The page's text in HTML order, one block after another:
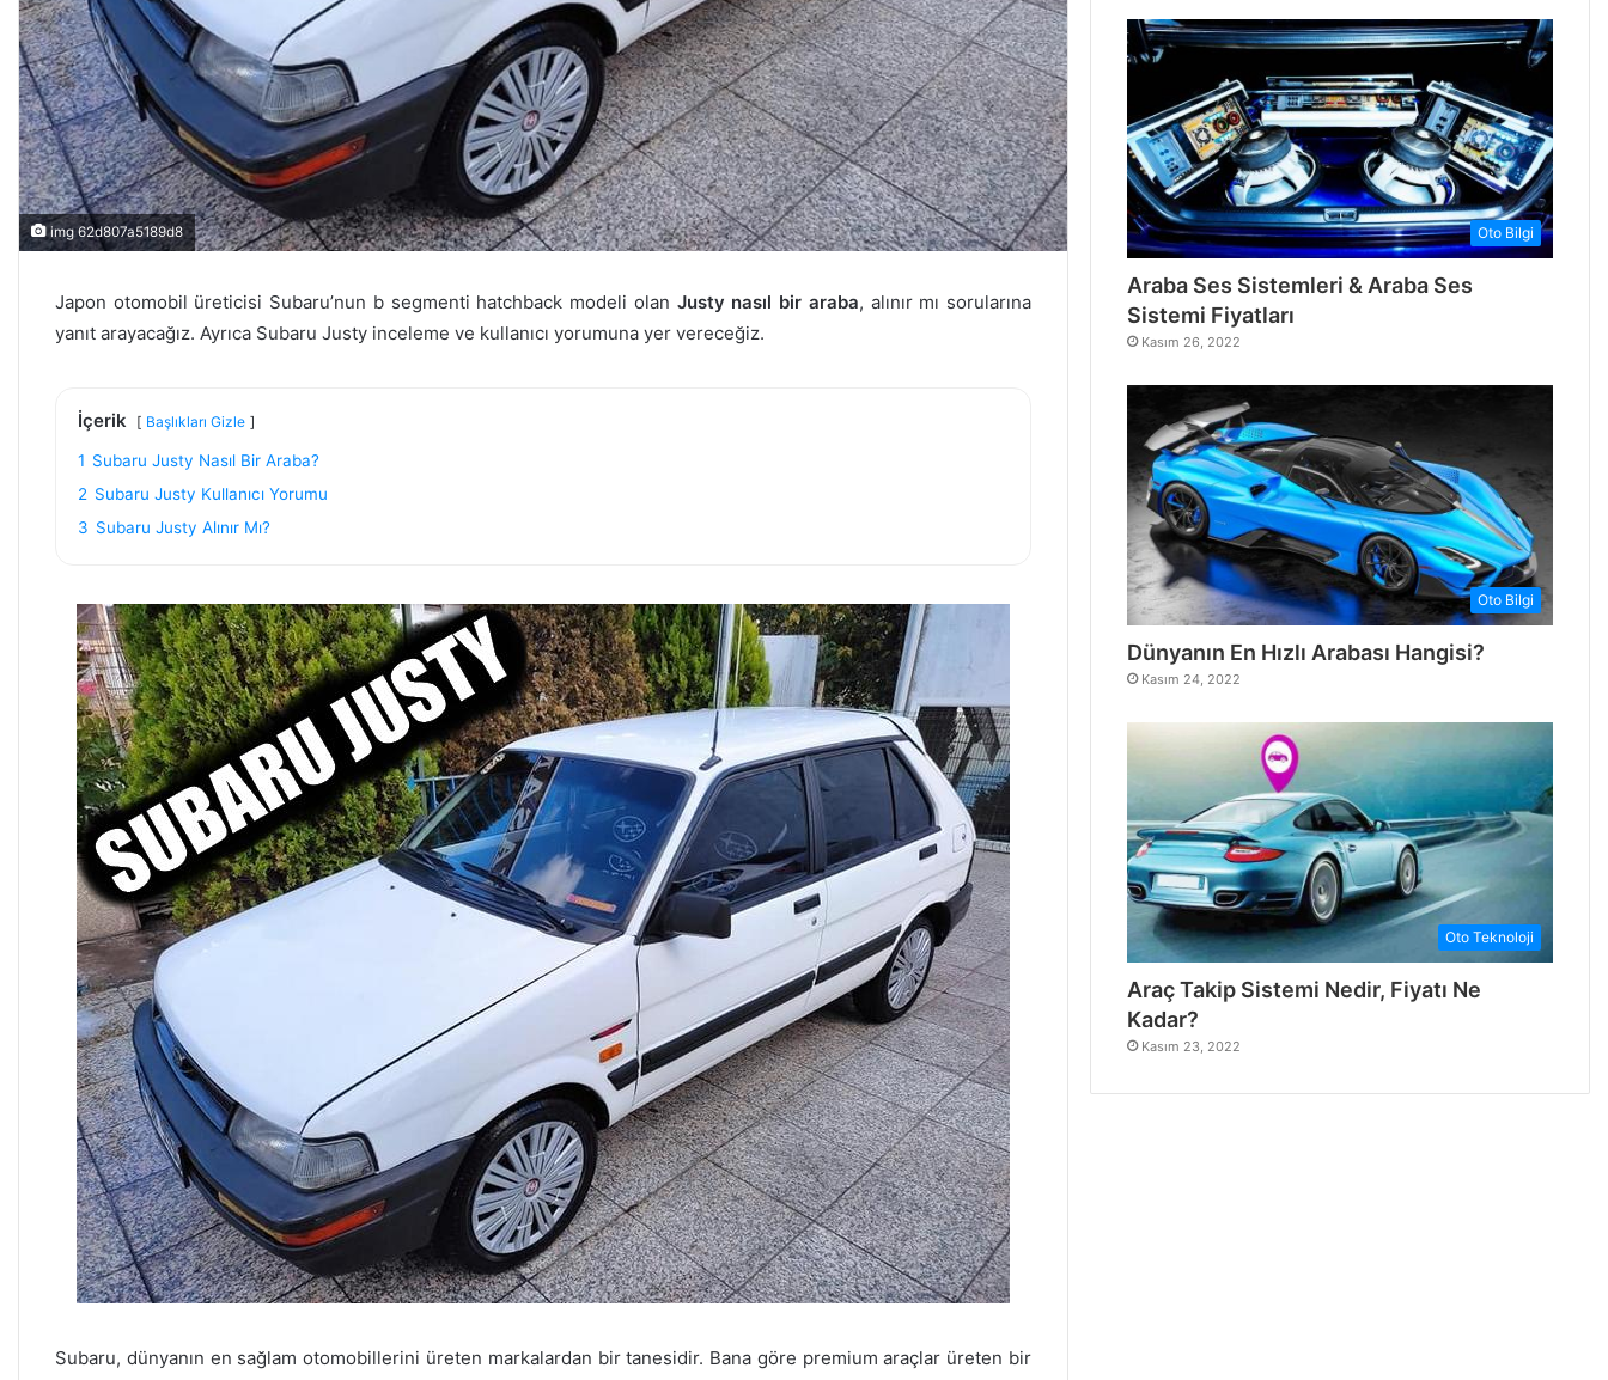
img 62d807a5189d8
Japon otomobil üreticisi Subaru’nun b segmenti hatchback modeli olan Justy nasıl bir araba, alınır mı sorularına
yanıt arayacağız. Ayrıca Subaru Justy inceleme ve kullanıcı yorumuna yer vereceğiz.
İçerik Başlıkları Gizle
1 Subaru Justy Nasıl Bir Araba?
2 Subaru Justy Kullanıcı Yorumu
3 Subaru Justy Alınır Mı?
Subaru, dünyanın en sağlam otomobillerini üreten markalardan bir tanesidir. Bana göre premium araçlar üreten bir
Oto Bilgi
Araba Ses Sistemleri & Araba Ses
Sistemi Fiyatları
Kasım 26, 2022
Oto Bilgi
Dünyanın En Hızlı Arabası Hangisi?
Kasım 24, 2022
Oto Teknoloji
Araç Takip Sistemi Nedir, Fiyatı Ne
Kadar?
Kasım 23, 2022